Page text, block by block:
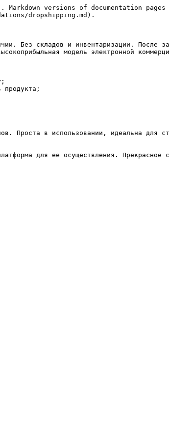
versions of documentation
dropshipping.md).
Без складов и инвентаризации. После
модель электронной
продукта;
Проста в использовании, идеальна для
для ее осуществления. Прекрасное